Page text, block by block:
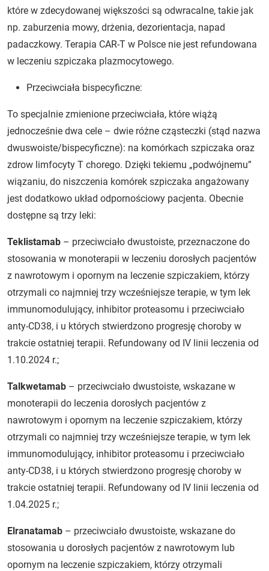
które w zdecydowanej większości są odwracalne, takie jak
np. zaburzenia mowy, drżenia, dezorientacja, napad
padaczkowy. Terapia CAR-T w Polsce nie jest refundowana
w leczeniu szpiczaka plazmocytowego.
Przeciwciała bispecyficzne:
To specjalnie zmienione przeciwciała, które wiążą
jednocześnie dwa cele – dwie różne cząsteczki (stąd nazwa
dwuswoiste/bispecyficzne): na komórkach szpiczaka oraz
zdrow limfocyty T chorego. Dzięki tekiemu „podwójnemu”
wiązaniu, do niszczenia komórek szpiczaka angażowany
jest dodatkowo układ odpornościowy pacjenta. Obecnie
dostępne są trzy leki:
Teklistamab – przeciwciało dwustoiste, przeznaczone do
stosowania w monoterapii w leczeniu dorosłych pacjentów
z nawrotowym i opornym na leczenie szpiczakiem, którzy
otrzymali co najmniej trzy wcześniejsze terapie, w tym lek
immunomodulujący, inhibitor proteasomu i przeciwciało
anty-CD38, i u których stwierdzono progresję choroby w
trakcie ostatniej terapii. Refundowany od IV linii leczenia od
1.10.2024 r.;
Talkwetamab – przeciwciało dwustoiste, wskazane w
monoterapii do leczenia dorosłych pacjentów z
nawrotowym i opornym na leczenie szpiczakiem, którzy
otrzymali co najmniej trzy wcześniejsze terapie, w tym lek
immunomodulujący, inhibitor proteasomu i przeciwciało
anty-CD38, i u których stwierdzono progresję choroby w
trakcie ostatniej terapii. Refundowany od IV linii leczenia od
1.04.2025 r.;
Elranatamab – przeciwciało dwustoiste, wskazane do
stosowania u dorosłych pacjentów z nawrotowym lub
opornym na leczenie szpiczakiem, którzy otrzymali